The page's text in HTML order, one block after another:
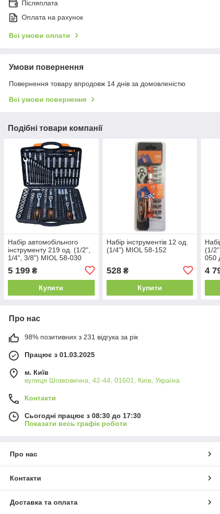
Післяплата
Оплата на рахунок
Всі умови оплати
Умови повернення
Повернення товару впродовж 14 днів за домовленістю
Всі умови повернення
Подібні товари компанії
Набір автомобільного
інструменту 219 од. (1/2",
1/4", 3/8") MIOL 58-030
5 199 ₴
Купити
Набір інструментів 12 од.
(1/4") MIOL 58-152
528₴
Купити
(1/
050
4
Про нас
98% позитивних з 231 відгука за рік
Працює з 01.03.2025
м. Київ
вулиця Шовковична, 42-44, 01601, Київ, Україна
Контакти
Сьогодні працює з 08:30 до 17:30
Показати весь графік роботи
Про нас
Контакти
Доставка та оплата